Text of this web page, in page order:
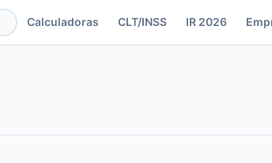
Calculadoras CLT/INSS IR 2026